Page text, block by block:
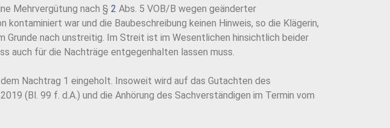
Mehrvergütung nach § 2 Abs. 5 VOB/B wegen geänderter
war und die Baubeschreibung keinen Hinweis, so die Klägerin,
Grunde nach unstreitig. Im Streit ist im Wesentlichen hinsichtlich beider
auch für die Nachträge entgegenhalten lassen muss.
Nachtrag 1 eingeholt. Insoweit wird auf das Gutachten des
(Bl. 99 f. d.A.) und die Anhörung des Sachverständigen im Termin vom